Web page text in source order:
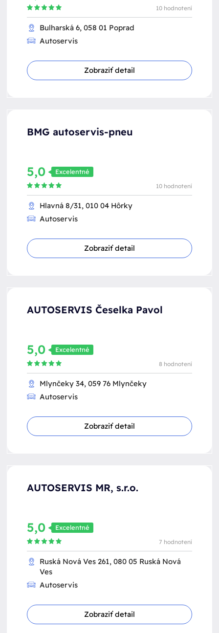
10 hodnotení
Bulharská 6, 058 01 Poprad
Autoservis
Zobraziť detail
BMG autoservis-pneu
5,0 Excelentné
10 hodnotení
Hlavná 8/31, 010 04 Hôrky
Autoservis
Zobraziť detail
AUTOSERVIS Česelka Pavol
5,0 Excelentné
8 hodnotení
Mlynčeky 34, 059 76 Mlynčeky
Autoservis
Zobraziť detail
AUTOSERVIS MR, s.r.o.
5,0 Excelentné
7 hodnotení
Ruská Nová Ves 261, 080 05 Ruská Nová
Ves
Autoservis
Zobraziť detail